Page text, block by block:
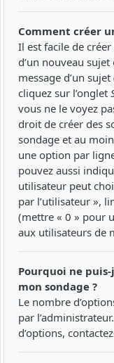
Comment créer
Il est facile de
d’un nouveau
message d’un
cliquez sur l’onglet
vous ne le voyez
droit de créer des
sondage et au
une option par
pouvez aussi
utilisateur peut
par l’utilisateur »,
(mettre « 0 » pour
aux utilisateurs de
Pourquoi ne
mon sondage ?
Le nombre
par
d’options,